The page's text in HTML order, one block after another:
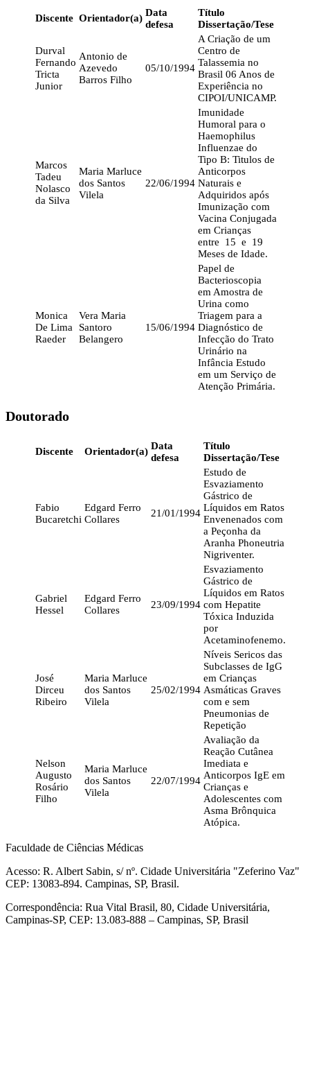
Discente Orientador(a) Data
defesa
Título
Dissertação/Tese
Durval
Fernando
Tricta
Junior
Antonio de
Azevedo
Barros Filho
05/10/1994
A Criação de um
Centro de
Talassemia no
Brasil 06 Anos de
Experiência no
CIPOI/UNICAMP.
Marcos
Tadeu
Nolasco
da Silva
Maria Marluce
dos Santos
Vilela
22/06/1994
Imunidade
Humoral para o
Haemophilus
Influenzae do
Tipo B: Titulos de
Anticorpos
Naturais e
Adquiridos após
Imunização com
Vacina Conjugada
em Crianças
entre 15 e 19
Meses de Idade.
Monica
De Lima
Raeder
Vera Maria
Santoro
Belangero
15/06/1994
Papel de
Bacterioscopia
em Amostra de
Urina como
Triagem para a
Diagnóstico de
Infecção do Trato
Urinário na
Infância Estudo
em um Serviço de
Atenção Primária.
Doutorado
Discente Orientador(a) Data
defesa
Título
Dissertação/Tese
Fabio
Bucaretchi
Edgard Ferro
Collares
21/01/1994
Estudo de
Esvaziamento
Gástrico de
Líquidos em Ratos
Envenenados com
a Peçonha da
Aranha Phoneutria
Nigriventer.
Gabriel
Hessel
Edgard Ferro
Collares
23/09/1994
Esvaziamento
Gástrico de
Líquidos em Ratos
com Hepatite
Tóxica Induzida
por
Acetaminofenemo.
José
Dirceu
Ribeiro
Maria Marluce
dos Santos
Vilela
25/02/1994
Níveis Sericos das
Subclasses de IgG
em Crianças
Asmáticas Graves
com e sem
Pneumonias de
Repetição
Nelson
Augusto
Rosário
Filho
Maria Marluce
dos Santos
Vilela
22/07/1994
Avaliação da
Reação Cutânea
Imediata e
Anticorpos IgE em
Crianças e
Adolescentes com
Asma Brônquica
Atópica.
Faculdade de Ciências Médicas
Acesso: R. Albert Sabin, s/ nº. Cidade Universitária "Zeferino Vaz"
CEP: 13083-894. Campinas, SP, Brasil.
Correspondência: Rua Vital Brasil, 80, Cidade Universitária,
Campinas-SP, CEP: 13.083-888 – Campinas, SP, Brasil